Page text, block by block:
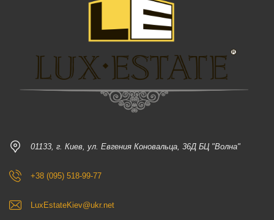
01133, г. Киев, ул. Евгения Коновальца, 36Д БЦ "Волна"
+38 (095) 518-99-77
LuxEstateKiev@ukr.net